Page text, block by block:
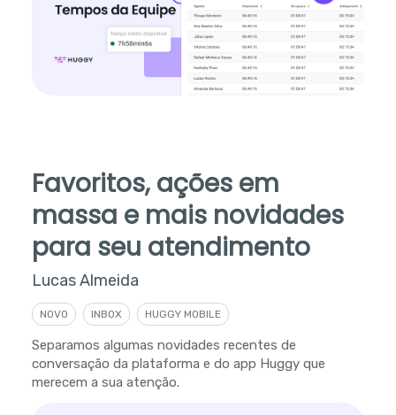
Favoritos, ações em
massa e mais novidades
para seu atendimento
Lucas Almeida
NOVO INBOX HUGGY MOBILE
Separamos algumas novidades recentes de
conversação da plataforma e do app Huggy que
merecem a sua atenção.